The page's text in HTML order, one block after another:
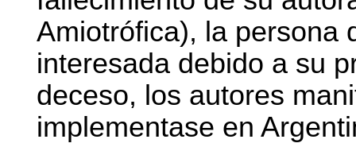
Amiotrófica), la persona
interesada debido a su
deceso, los autores
implementase en